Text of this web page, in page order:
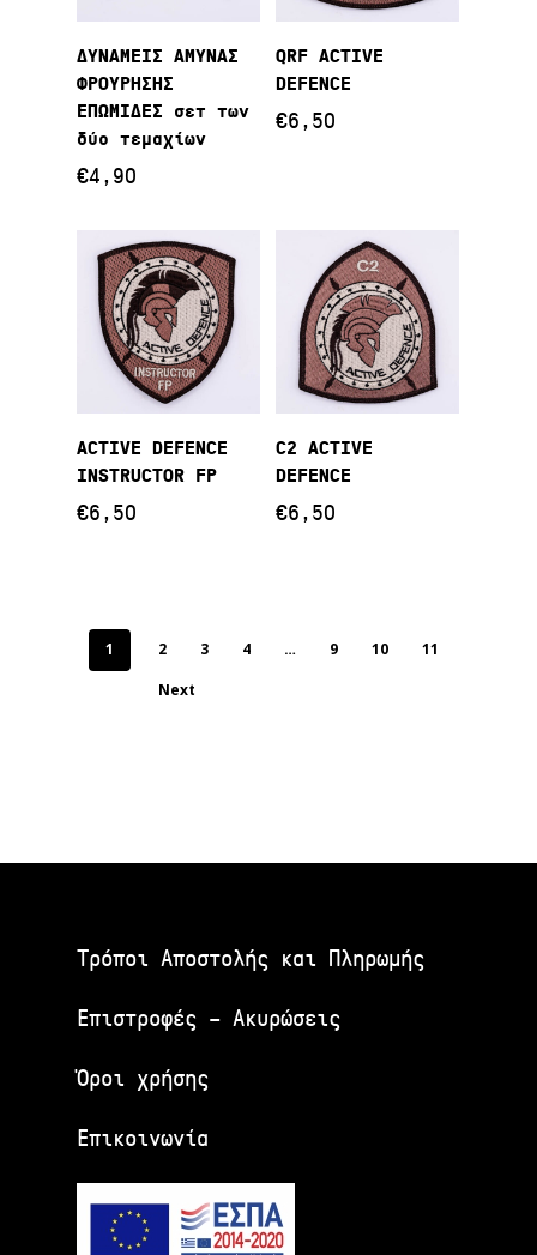
Προσθήκη Στο
Καλάθι
ΔΥΝΑΜΕΙΣ ΑΜΥΝΑΣ
ΦΡΟΥΡΗΣΗΣ
ΕΠΩΜΙΔΕΣ σετ των
δύο τεμαχίων
€4,90
Προσθήκη Στο
Καλάθι
QRF ACTIVE
DEFENCE
€6,50
Προσθήκη Στο
Καλάθι
ACTIVE DEFENCE
INSTRUCTOR FP
€6,50
Προσθήκη Στο
Καλάθι
C2 ACTIVE
DEFENCE
€6,50
1 2 3 4 … 9 10
11
Next
Τρόποι Αποστολής και Πληρωμής
Επιστροφές – Ακυρώσεις
Όροι χρήσης
Επικοινωνία